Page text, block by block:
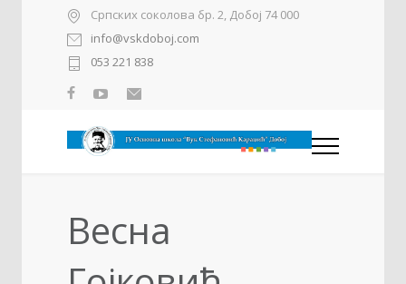
Српских соколова бр. 2, Добој 74 000
info@vskdoboj.com
053 221 838
Весна